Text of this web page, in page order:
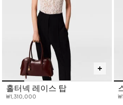
변화시킬 새로운 비즈니스 모델을
원하고, 오래 사용할 수 있는 제품을
미치는 영향을 줄이고자 합니다.
스텔라 맥카트니의 여성 레디 투 웨
서리, 스윔웨어, 란제리, 아디다스와
어, 스텔라 스킨케어 등을 구매하세요.
홀터넥 레이스 탑
₩1,310,000